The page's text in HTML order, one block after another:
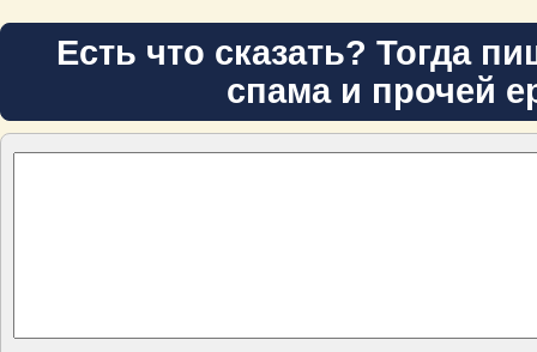
Есть что сказать? Тогда
спама и прочей